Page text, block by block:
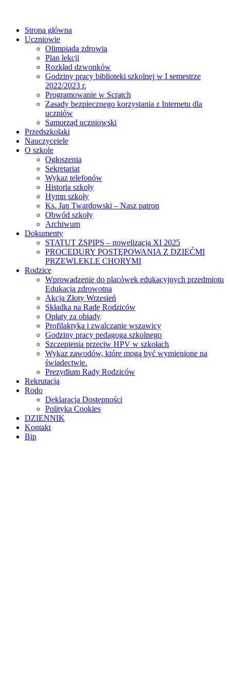
Strona główna
Uczniowie
Olimpiada zdrowia
Plan lekcji
Rozkład dzwonków
Godziny pracy biblioteki szkolnej w I semestrze
2022/2023 r.
Programowanie w Scratch
Zasady bezpiecznego korzystania z Internetu dla
uczniów
Samorząd uczniowski
Przedszkolaki
Nauczyceiele
O szkole
Ogłoszenia
Sekretariat
Wykaz telefonów
Historia szkoły
Hymn szkoły
Ks. Jan Twardowski – Nasz patron
Obwód szkoły
Archiwum
Dokumenty
STATUT ZSPIPS – nowelizacja XI 2025
PROCEDURY POSTĘPOWANIA Z DZIEĆMI
PRZEWLEKLE CHORYMI
Rodzice
Wprowadzenie do placówek edukacyjnych przedmiotu
Edukacja zdrowotna
Akcja Złoty Wrzesień
Składka na Radę Rodziców
Opłaty za obiady
Profilaktyka i zwalczanie wszawicy
Godziny pracy pedagoga szkolnego
Szczepienia przeciw HPV w szkołach
Wykaz zawodów, które mogą być wymienione na
świadectwie.
Prezydium Rady Rodziców
Rekrutacja
Rodo
Deklaracja Dostępności
Polityka Cookies
DZIENNIK
Kontakt
Bip